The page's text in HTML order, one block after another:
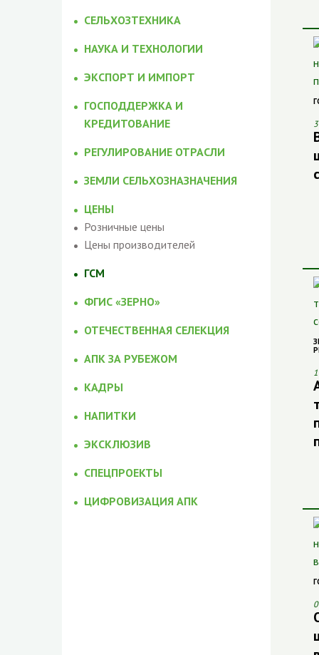
СЕЛЬХОЗТЕХНИКА
НАУКА И ТЕХНОЛОГИИ
ЭКСПОРТ И ИМПОРТ
ГОСПОДДЕРЖКА И
КРЕДИТОВАНИЕ
РЕГУЛИРОВАНИЕ ОТРАСЛИ
ЗЕМЛИ СЕЛЬХОЗНАЗНАЧЕНИЯ
ЦЕНЫ
Розничные цены
Цены производителей
ГСМ
ФГИС «ЗЕРНО»
ОТЕЧЕСТВЕННАЯ СЕЛЕКЦИЯ
АПК ЗА РУБЕЖОМ
КАДРЫ
НАПИТКИ
ЭКСКЛЮЗИВ
СПЕЦПРОЕКТЫ
ЦИФРОВИЗАЦИЯ АПК